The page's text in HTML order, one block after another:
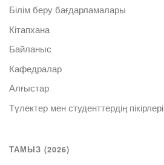
Білім беру бағдарламалары
Кітапхана
Байланыс
Кафедралар
Алғыстар
Түлектер мен студенттердің пікірлері
ТАМЫЗ (2026)